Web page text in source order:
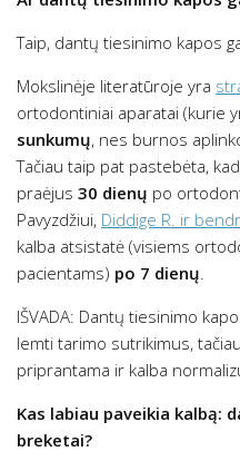
Taip, dantų tiesinimo kapos
Mokslinėje literatūroje yra
ortodontiniai aparatai (kurie
sunkumų, nes burnos
Tačiau taip pat pastebėta,
praėjus 30 dienų po
Pavyzdžiui, Diddige R. ir
kalba atsistatė (visiems
pacientams) po 7 dienų.
IŠVADA: Dantų tiesinimo
lemti tarimo sutrikimus,
priprantama ir kalba
Kas labiau paveikia kalbą:
breketai?